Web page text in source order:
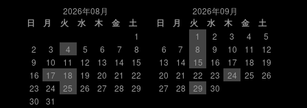
2026年08月
日
月 火 水 木 金
土
1
2
3 4 5 6 7
8
9
10 11 12 13 14
15
16
17 18 19 20 21
22
23
24 25 26 27 28
29
30
31
2026年09月
日
月 火 水 木 金
土
1
2 3 4
5
6
7 8 9 10 11
12
13
14 15 16 17 18
19
20
21 22 23 24 25
26
27
28 29 30